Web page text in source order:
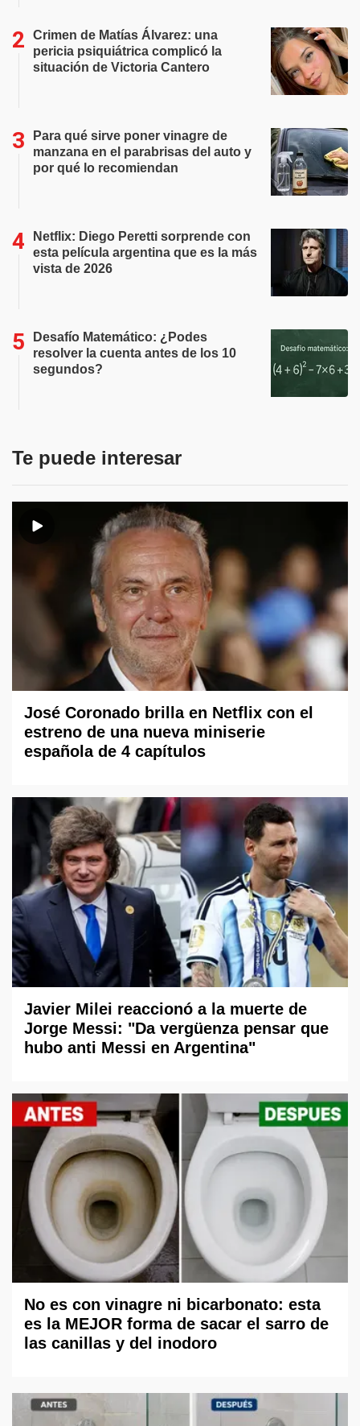
Crimen de Matías Álvarez: una
pericia psiquiátrica complicó la
situación de Victoria Cantero
Para qué sirve poner vinagre de
manzana en el parabrisas del auto y
por qué lo recomiendan
Netflix: Diego Peretti sorprende con
esta película argentina que es la más
vista de 2026
Desafío Matemático: ¿Podes
resolver la cuenta antes de los 10
segundos?
Te puede interesar
José Coronado brilla en Netflix con el
estreno de una nueva miniserie
española de 4 capítulos
Javier Milei reaccionó a la muerte de
Jorge Messi: "Da vergüenza pensar que
hubo anti Messi en Argentina"
No es con vinagre ni bicarbonato: esta
es la MEJOR forma de sacar el sarro de
las canillas y del inodoro